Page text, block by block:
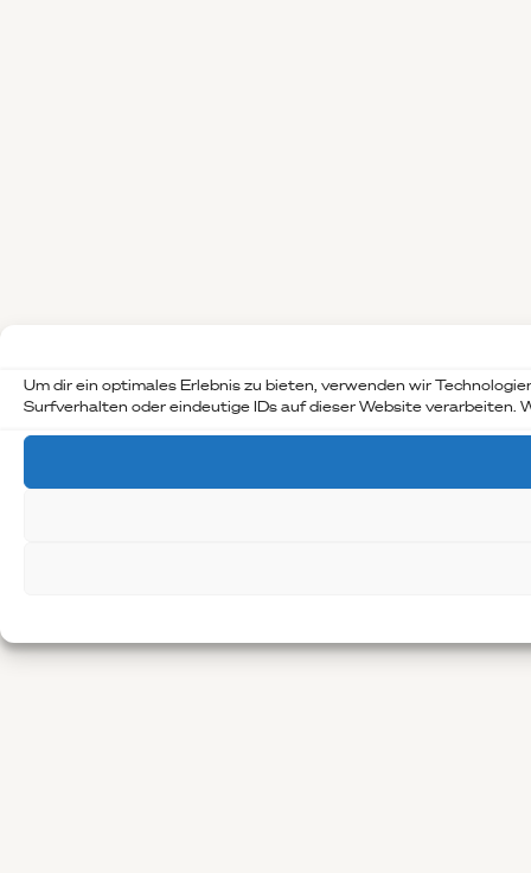
Um dir ein optimales Erlebnis zu bieten, verwenden wir
Surfverhalten oder eindeutige IDs auf dieser Website